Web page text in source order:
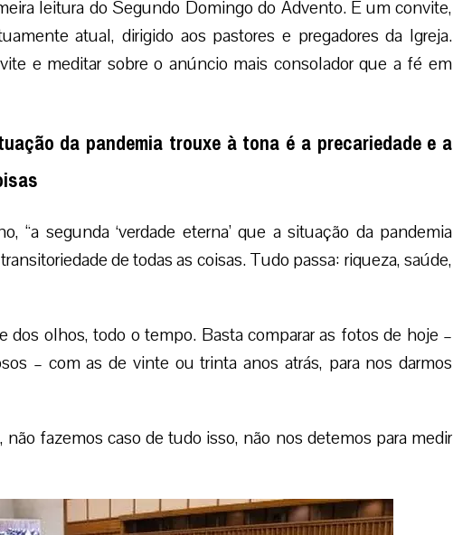
leitura do Segundo Domingo do Advento. É um convite,
atual, dirigido aos pastores e pregadores da Igreja.
e meditar sobre o anúncio mais consolador que a fé em
da pandemia trouxe à tona é a precariedade e a
“a segunda ‘verdade eterna’ que a situação da pandemia
de todas as coisas. Tudo passa: riqueza, saúde,
dos olhos, todo o tempo. Basta comparar as fotos de hoje –
– com as de vinte ou trinta anos atrás, para nos darmos
fazemos caso de tudo isso, não nos detemos para medir